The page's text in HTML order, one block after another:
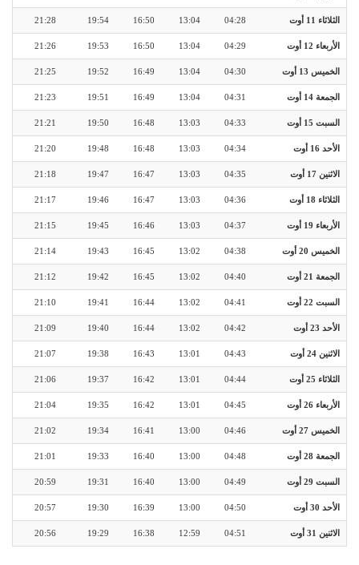
الثلاثاء 11 أوت 04:28
13:04
16:50
19:54
21:28
الأربعاء 12 أوت 04:29
13:04
16:50
19:53
21:26
الخميس 13 أوت 04:30
13:04
16:49
19:52
21:25
الجمعة 14 أوت 04:31
13:04
16:49
19:51
21:23
السبت 15 أوت 04:33
13:03
16:48
19:50
21:21
الأحد 16 أوت 04:34
13:03
16:48
19:48
21:20
الاثنين 17 أوت 04:35
13:03
16:47
19:47
21:18
الثلاثاء 18 أوت 04:36
13:03
16:47
19:46
21:17
الأربعاء 19 أوت 04:37
13:03
16:46
19:45
21:15
الخميس 20 أوت 04:38
13:02
16:45
19:43
21:14
الجمعة 21 أوت 04:40
13:02
16:45
19:42
21:12
السبت 22 أوت 04:41
13:02
16:44
19:41
21:10
الأحد 23 أوت 04:42
13:02
16:44
19:40
21:09
الاثنين 24 أوت 04:43
13:01
16:43
19:38
21:07
الثلاثاء 25 أوت 04:44
13:01
16:42
19:37
21:06
الأربعاء 26 أوت 04:45
13:01
16:42
19:35
21:04
الخميس 27 أوت 04:46
13:00
16:41
19:34
21:02
الجمعة 28 أوت 04:48
13:00
16:40
19:33
21:01
السبت 29 أوت 04:49
13:00
16:40
19:31
20:59
الأحد 30 أوت 04:50
13:00
16:39
19:30
20:57
الاثنين 31 أوت 04:51
12:59
16:38
19:29
20:56